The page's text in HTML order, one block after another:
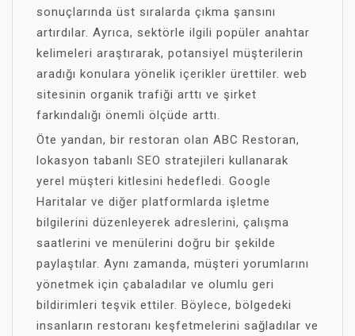
sonuçlarında üst sıralarda çıkma şansını
artırdılar. Ayrıca, sektörle ilgili popüler anahtar
kelimeleri araştırarak, potansiyel müşterilerin
aradığı konulara yönelik içerikler ürettiler. web
sitesinin organik trafiği arttı ve şirket
farkındalığı önemli ölçüde arttı.
Öte yandan, bir restoran olan ABC Restoran,
lokasyon tabanlı SEO stratejileri kullanarak
yerel müşteri kitlesini hedefledi. Google
Haritalar ve diğer platformlarda işletme
bilgilerini düzenleyerek adreslerini, çalışma
saatlerini ve menülerini doğru bir şekilde
paylaştılar. Aynı zamanda, müşteri yorumlarını
yönetmek için çabaladılar ve olumlu geri
bildirimleri teşvik ettiler. Böylece, bölgedeki
insanların restoranı keşfetmelerini sağladılar ve